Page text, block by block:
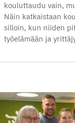
kouluttaudu vain,
Näin katkaistaan
silloin, kun niiden
työelämään ja